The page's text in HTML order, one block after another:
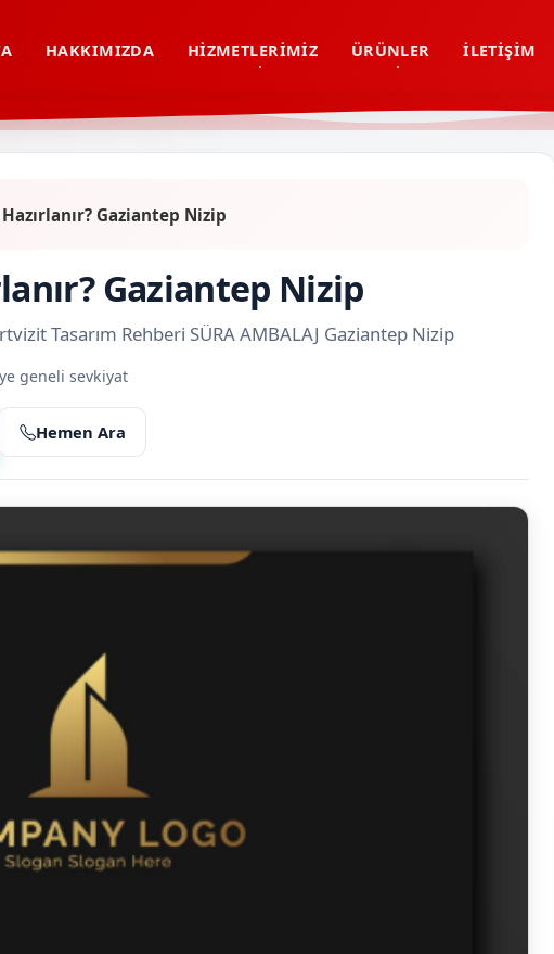
HAKKIMIZDA HIZMETLERIMIZ ÜRÜNLER İLETIŞIM
Gaziantep Nizip
Gaziantep Nizip
Tasarım Rehberi SÜRA AMBALAJ Gaziantep Nizip
geneli sevkiyat
Hemen Ara